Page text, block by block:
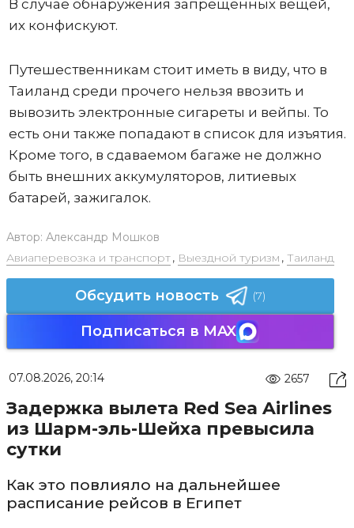
В случае обнаружения запрещенных вещей,
их конфискуют.
Путешественникам стоит иметь в виду, что в
Таиланд среди прочего нельзя ввозить и
вывозить электронные сигареты и вейпы. То
есть они также попадают в список для изъятия.
Кроме того, в сдаваемом багаже не должно
быть внешних аккумуляторов, литиевых
батарей, зажигалок.
Автор: Александр Мошков
Авиаперевозка и транспорт, Выездной туризм , Таиланд
Обсудить новость (7)
Подписаться в MAX
07.08.2026, 20:14 2657
Задержка вылета Red Sea Airlines
из Шарм-эль-Шейха превысила
сутки
Как это повлияло на дальнейшее
расписание рейсов в Египет